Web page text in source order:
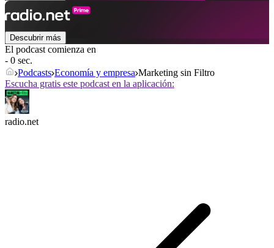
Descubrir más
El podcast comienza en
- 0 sec.
Podcasts Economía y empresa Marketing sin Filtro
Escucha gratis este podcast en la aplicación:
radio.net